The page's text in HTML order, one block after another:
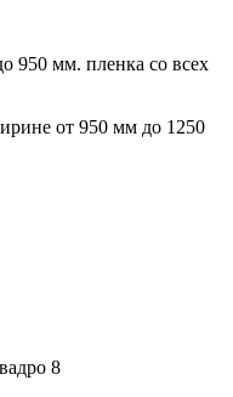
950 мм. пленка со всех
от 950 мм до 1250